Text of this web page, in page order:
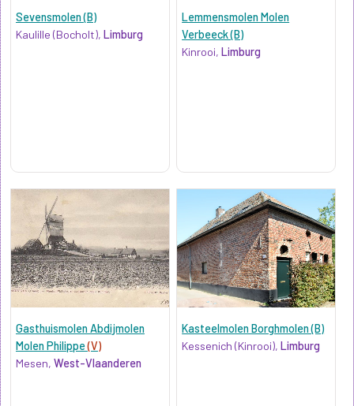
Sevensmolen (B)
Kaulille (Bocholt), Limburg
Lemmensmolen Molen
Verbeeck (B)
Kinrooi,Limburg
Gasthuismolen Abdijmolen
Molen Philippe(V)
Mesen, West-Vlaanderen
Kasteelmolen Borghmolen (B)
Kessenich (Kinrooi),Limburg